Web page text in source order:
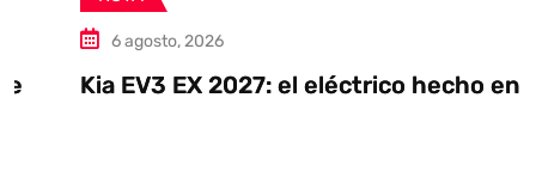
6 agosto, 2026
Kia EV3 EX 2027: el eléctrico hecho en